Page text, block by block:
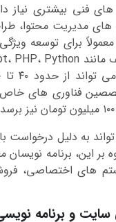
های فنی بیشتری
مدیریت محتوا،
برای توسعه
به دلیل درخواست
بر این، برنامه نویسان
اختصاصی،
و برنامه